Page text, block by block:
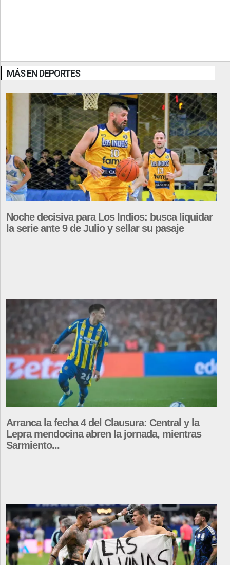
MÁS EN DEPORTES
Noche decisiva para Los Indios: busca liquidar
la serie ante 9 de Julio y sellar su pasaje
Arranca la fecha 4 del Clausura: Central y la
Lepra mendocina abren la jornada, mientras
Sarmiento...